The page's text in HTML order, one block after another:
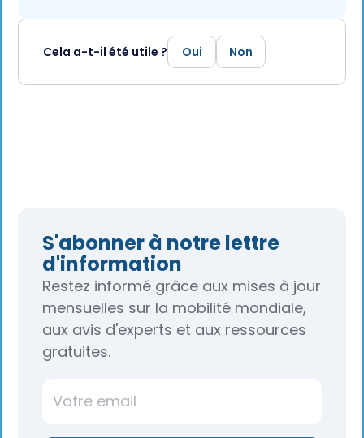
Cela a-t-il été utile ? Oui Non
S'abonner à notre lettre
d'information
Restez informé grâce aux mises à jour
mensuelles sur la mobilité mondiale,
aux avis d'experts et aux ressources
gratuites.